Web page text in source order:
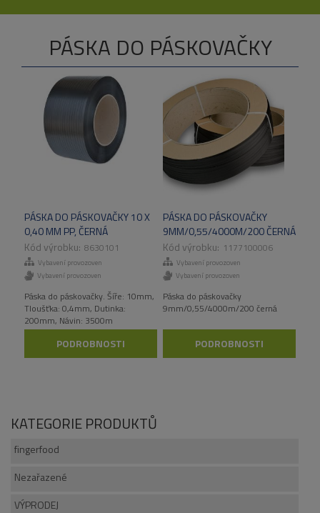
PÁSKA DO PÁSKOVAČKY
PÁSKA DO PÁSKOVAČKY 10 X
0,40 MM PP, ČERNÁ
8630101
Vybavení provozoven
Vybavení provozoven
Páska do páskovačky. Šíře: 10mm,
Tloušťka: 0,4mm, Dutinka:
200mm, Návin: 3500m
PODROBNOSTI
PÁSKA DO PÁSKOVAČKY
9MM/0,55/4000M/200 ČERNÁ
1177100006
Vybavení provozoven
Vybavení provozoven
Páska do páskovačky
9mm/0,55/4000m/200 černá
PODROBNOSTI
KATEGORIE PRODUKTŮ
fingerfood
Nezařazené
VÝPRODEJ